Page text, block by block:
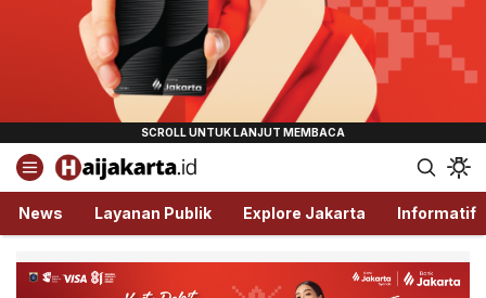
Haijakarta.id
Semua Tentang Jakarta Ada Disini!
News Layanan Publik Explore Jakarta Informatif